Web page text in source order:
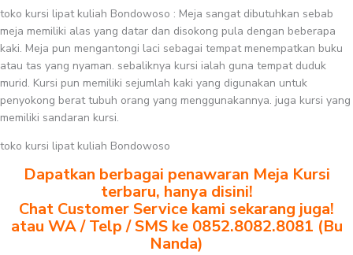
toko kursi lipat kuliah Bondowoso : Meja sangat dibutuhkan sebab
meja memiliki alas yang datar dan disokong pula dengan beberapa
kaki. Meja pun mengantongi laci sebagai tempat menempatkan buku
atau tas yang nyaman. sebaliknya kursi ialah guna tempat duduk
murid. Kursi pun memiliki sejumlah kaki yang digunakan untuk
penyokong berat tubuh orang yang menggunakannya. juga kursi yang
memiliki sandaran kursi.
toko kursi lipat kuliah Bondowoso
Dapatkan berbagai penawaran Meja Kursi
terbaru, hanya disini!
Chat Customer Service kami sekarang juga!
atau WA / Telp / SMS ke 0852.8082.8081 (Bu
Nanda)